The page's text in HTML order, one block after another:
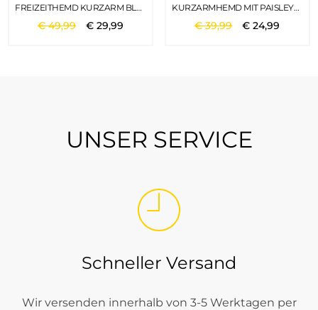
FREIZEITHEMD KURZARM BLAU
€49,99 €29,99
KURZARMHEMD MIT PAISLEYPRINT NAVY BIG PAISLEY DESIGN
€39,99 €24,99
UNSER SERVICE
Schneller Versand
Wir versenden innerhalb von 3-5 Werktagen per